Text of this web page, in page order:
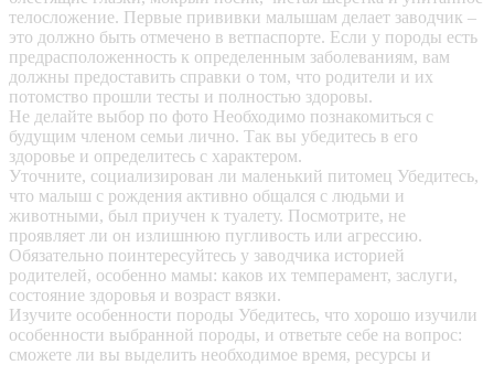
телосложение. Первые прививки малышам делает заводчик –
это должно быть отмечено в ветпаспорте. Если у породы есть
предрасположенность к определенным заболеваниям, вам
должны предоставить справки о том, что родители и их
потомство прошли тесты и полностью здоровы.
Не делайте выбор по фото Необходимо познакомиться с
будущим членом семьи лично. Так вы убедитесь в его
здоровье и определитесь с характером.
Уточните, социализирован ли маленький питомец Убедитесь,
что малыш с рождения активно общался с людьми и
животными, был приучен к туалету. Посмотрите, не
проявляет ли он излишнюю пугливость или агрессию.
Обязательно поинтересуйтесь у заводчика историей
родителей, особенно мамы: каков их темперамент, заслуги,
состояние здоровья и возраст вязки.
Изучите особенности породы Убедитесь, что хорошо изучили
особенности выбранной породы, и ответьте себе на вопрос:
сможете ли вы выделить необходимое время, ресурсы и